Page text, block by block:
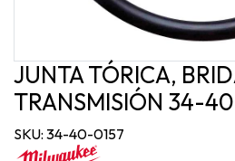
JUNTA TÓRICA,
TRANSMISIÓN 34-
SKU: 34-40-0157